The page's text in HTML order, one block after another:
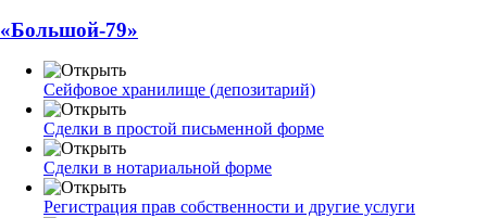
«Большой-79»
Сейфовое хранилище (депозитарий)
Сделки в простой письменной форме
Сделки в нотариальной форме
Регистрация прав собственности и другие услуги